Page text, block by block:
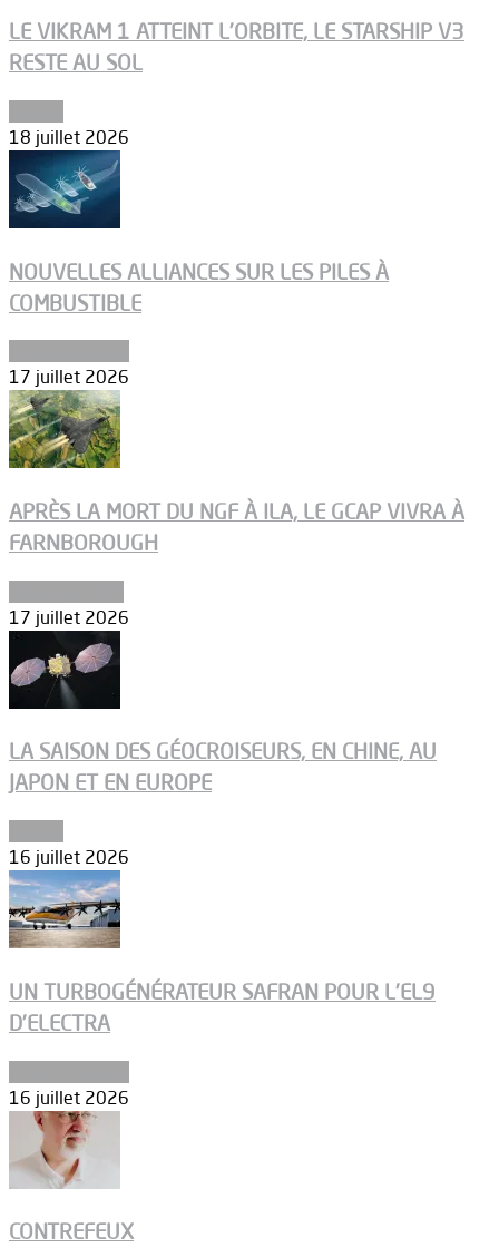
LE VIKRAM 1 ATTEINT L’ORBITE, LE STARSHIP V3
RESTE AU SOL
18 juillet 2026
NOUVELLES ALLIANCES SUR LES PILES À
COMBUSTIBLE
17 juillet 2026
APRÈS LA MORT DU NGF À ILA, LE GCAP VIVRA À
FARNBOROUGH
17 juillet 2026
LA SAISON DES GÉOCROISEURS, EN CHINE, AU
JAPON ET EN EUROPE
16 juillet 2026
UN TURBOGÉNÉRATEUR SAFRAN POUR L’EL9
D’ELECTRA
16 juillet 2026
CONTREFEUX